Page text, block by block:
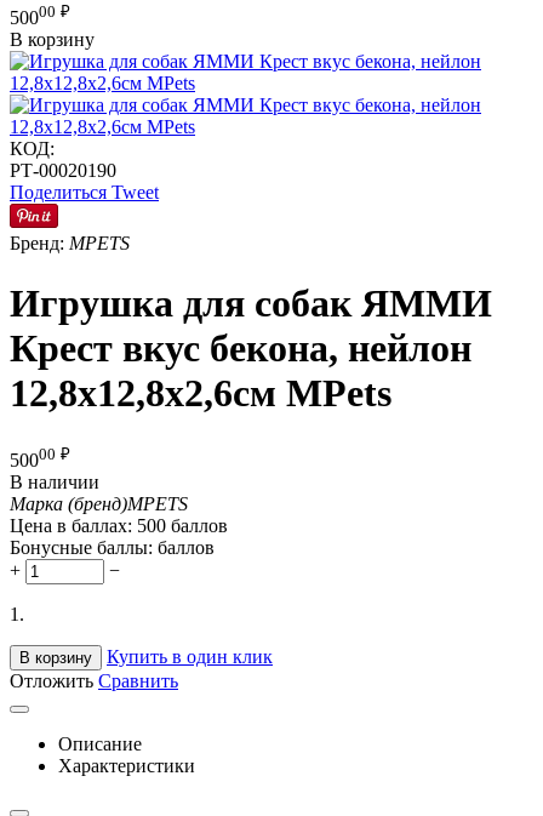
50000 ₽
В корзину
КОД:
РТ-00020190
Поделиться Tweet
Бренд: MPETS
Игрушка для собак ЯММИ
Крест вкус бекона, нейлон
12,8x12,8x2,6см MPets
50000 ₽
В наличии
Марка (бренд)MPETS
Цена в баллах: 500 баллов
Бонусные баллы: баллов
+
−
1.
В корзину
Купить в один клик
Отложить Сравнить
Описание
Характеристики